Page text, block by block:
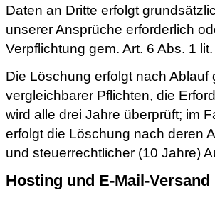
Daten an Dritte erfolgt
unserer Ansprüche erforderlich
Verpflichtung gem. Art. 6 Abs. 1
Die Löschung erfolgt nach
vergleichbarer Pflichten, die
wird alle drei Jahre überprüft; im
erfolgt die Löschung nach deren
und steuerrechtlicher (10 Jahre)
Hosting und E-Mail-Versand